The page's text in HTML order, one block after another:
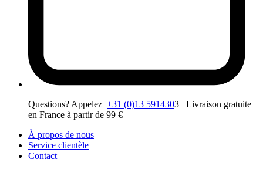
Questions? Appelez +31 (0)13 5914303 Livraison gratuite
en France à partir de 99 €
À propos de nous
Service clientèle
Contact